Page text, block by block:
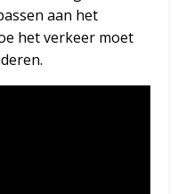
aan het
het verkeer moet